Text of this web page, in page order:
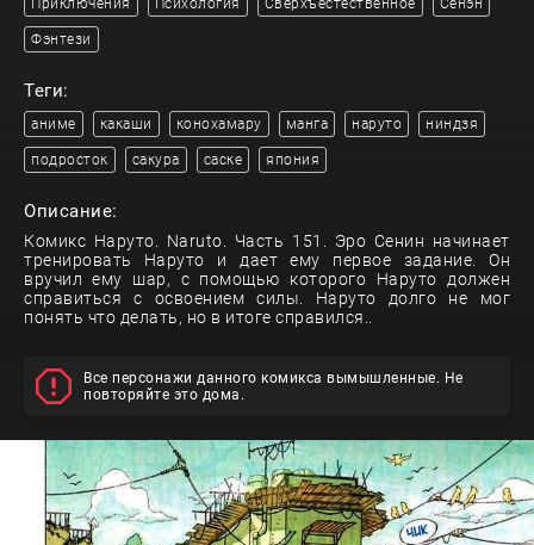
Приключения Психология Сверхъестественное Сёнэн
Фэнтези
Теги:
аниме какаши конохамару манга наруто ниндзя
подросток сакура саске япония
Описание:
Комикс Наруто. Naruto. Часть 151. Эро Сенин начинает
тренировать Наруто и дает ему первое задание. Он
вручил ему шар, с помощью которого Наруто должен
справиться с освоением силы. Наруто долго не мог
понять что делать, но в итоге справился..
Все персонажи данного комикса вымышленные. Не
повторяйте это дома.